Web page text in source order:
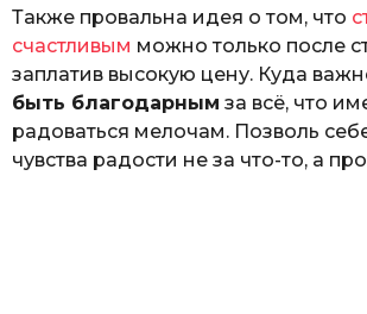
Также провальна идея о том, что
счастливым можно только после
заплатив высокую цену. Куда
быть благодарным за всё, что
радоваться мелочам. Позволь
чувства радости не за что-то, а